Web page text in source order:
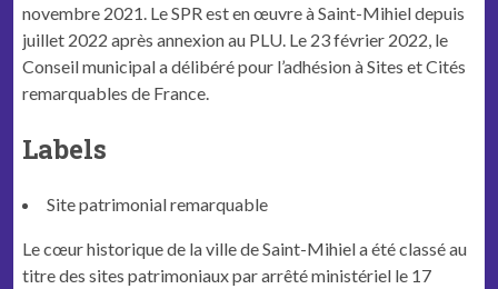
novembre 2021. Le SPR est en œuvre à Saint-Mihiel depuis
juillet 2022 après annexion au PLU. Le 23 février 2022, le
Conseil municipal a délibéré pour l’adhésion à Sites et Cités
remarquables de France.
Labels
Site patrimonial remarquable
Le cœur historique de la ville de Saint-Mihiel a été classé au
titre des sites patrimoniaux par arrêté ministériel le 17